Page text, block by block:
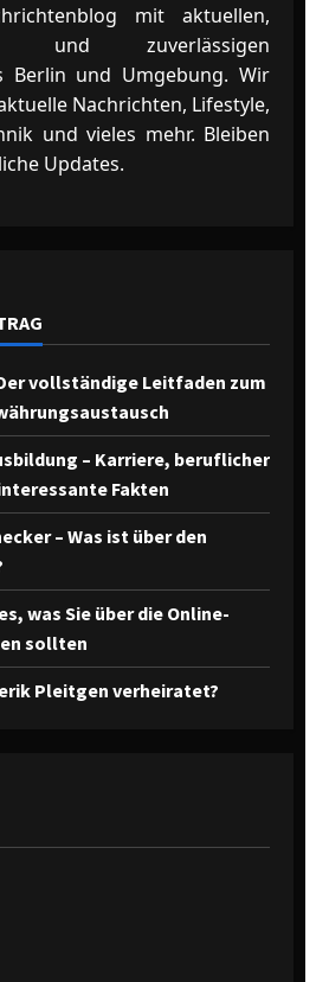
mit aktuellen,
und zuverlässigen
Berlin und Umgebung. Wir
Nachrichten, Lifestyle,
und vieles mehr. Bleiben
Updates.
vollständige Leitfaden zum
– Karriere, beruflicher
Fakten
– Was ist über den
was Sie über die Online-
sollten
Pleitgen verheiratet?